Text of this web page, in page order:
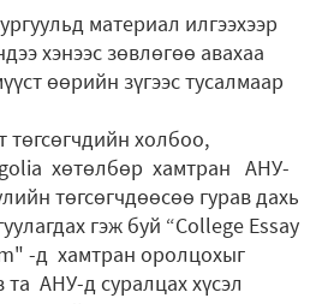
материал илгээхээр
хэнээс зөвлөгөө авахаа
өөрийн зүгээс тусалмаар
төгсөгчдийн холбоо,
хөтөлбөр хамтран АНУ-
төгсөгчдөөсөө гурав дахь
гэж буй “College Essay
-д хамтран оролцохыг
АНУ-д суралцах хүсэл